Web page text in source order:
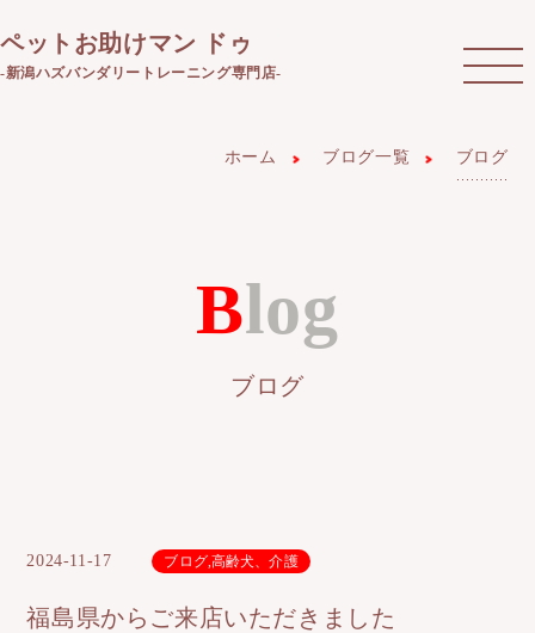
ペットお助けマン ドゥ
-新潟ハズバンダリートレーニング専門店-
ホーム ブログ一覧 ブログ
Blog
ブログ
2024-11-17 ブログ,高齢犬、介護
福島県からご来店いただきました